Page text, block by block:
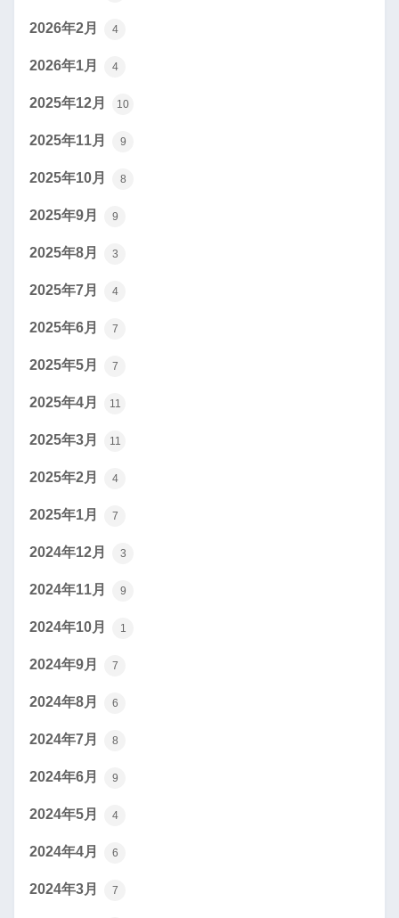
2026年2月 4
2026年1月 4
2025年12月 10
2025年11月 9
2025年10月 8
2025年9月 9
2025年8月 3
2025年7月 4
2025年6月 7
2025年5月 7
2025年4月 11
2025年3月 11
2025年2月 4
2025年1月 7
2024年12月 3
2024年11月 9
2024年10月 1
2024年9月 7
2024年8月 6
2024年7月 8
2024年6月 9
2024年5月 4
2024年4月 6
2024年3月 7